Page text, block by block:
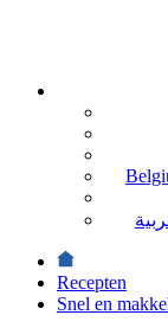
Recepten
Snel en